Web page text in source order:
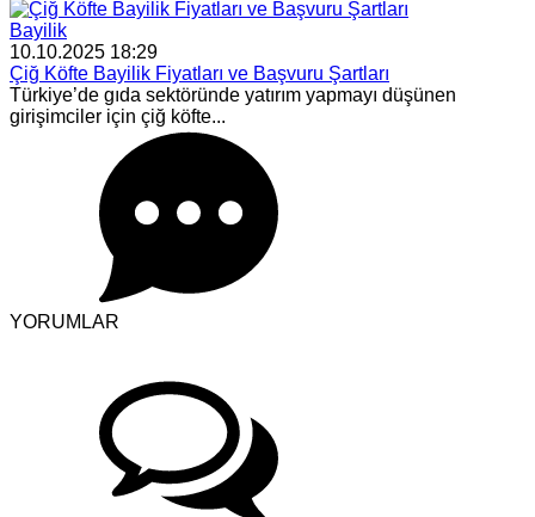
Bayilik
10.10.2025 18:29
Çiğ Köfte Bayilik Fiyatları ve Başvuru Şartları
Türkiye’de gıda sektöründe yatırım yapmayı düşünen
girişimciler için çiğ köfte...
YORUMLAR